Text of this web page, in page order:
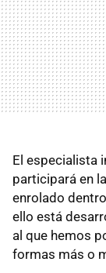
El especialista
participará en
enrolado
ello está
al que hemos
formas más o